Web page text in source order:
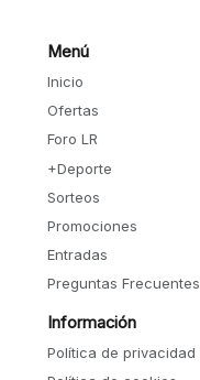
Menú
Inicio
Ofertas
Foro LR
+Deporte
Sorteos
Promociones
Entradas
Preguntas Frecuentes
Información
Política de privacidad